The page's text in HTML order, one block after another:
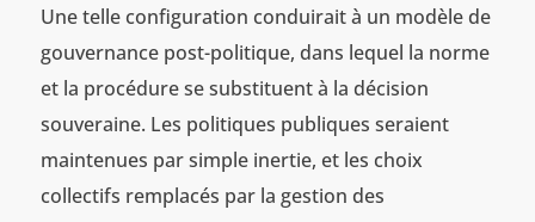
Une telle configuration conduirait à un modèle de
gouvernance post-politique, dans lequel la norme
et la procédure se substituent à la décision
souveraine. Les politiques publiques seraient
maintenues par simple inertie, et les choix
collectifs remplacés par la gestion des